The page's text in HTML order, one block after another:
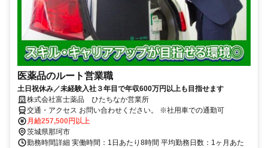
医薬品のルート営業職
土日祝休み／未経験入社３年目で年収600万円以上も目指せます
株式会社富士薬品 ひたちなか営業所
交通・アクセス お問い合わせください。 ※社用車での通勤可
月給257,500円以上
茨城県那珂市
勤務時間詳細 実働時間：1日あたり8時間 平均勤務日数：1ヶ月あた